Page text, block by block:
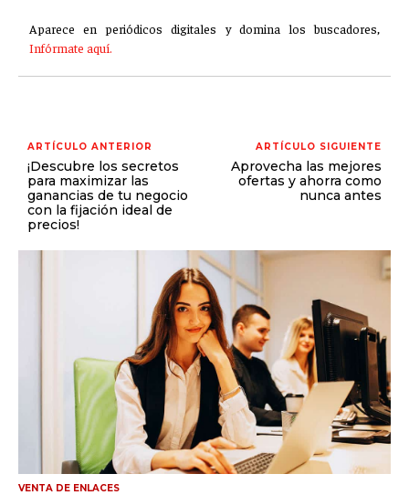
Aparece en periódicos digitales y domina los buscadores,
Infórmate aquí.
ARTÍCULO ANTERIOR
¡Descubre los secretos
para maximizar las
ganancias de tu negocio
con la fijación ideal de
precios!
ARTÍCULO SIGUIENTE
Aprovecha las mejores
ofertas y ahorra como
nunca antes
VENTA DE ENLACES